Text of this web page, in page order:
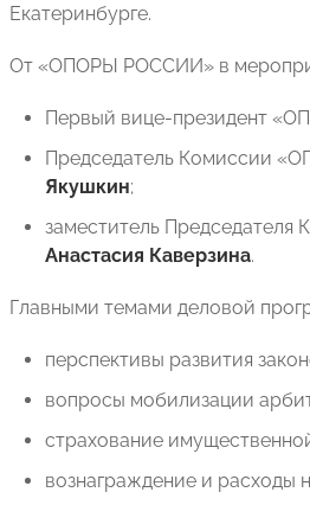
Екатеринбурге.
От «ОПОРЫ РОССИИ» в
Первый вице-президент
Председатель Комиссии
Якушкин;
заместитель
Анастасия Каверзина.
Главными темами деловой
перспективы развития
вопросы мобилизации
страхование
вознаграждение и расходы